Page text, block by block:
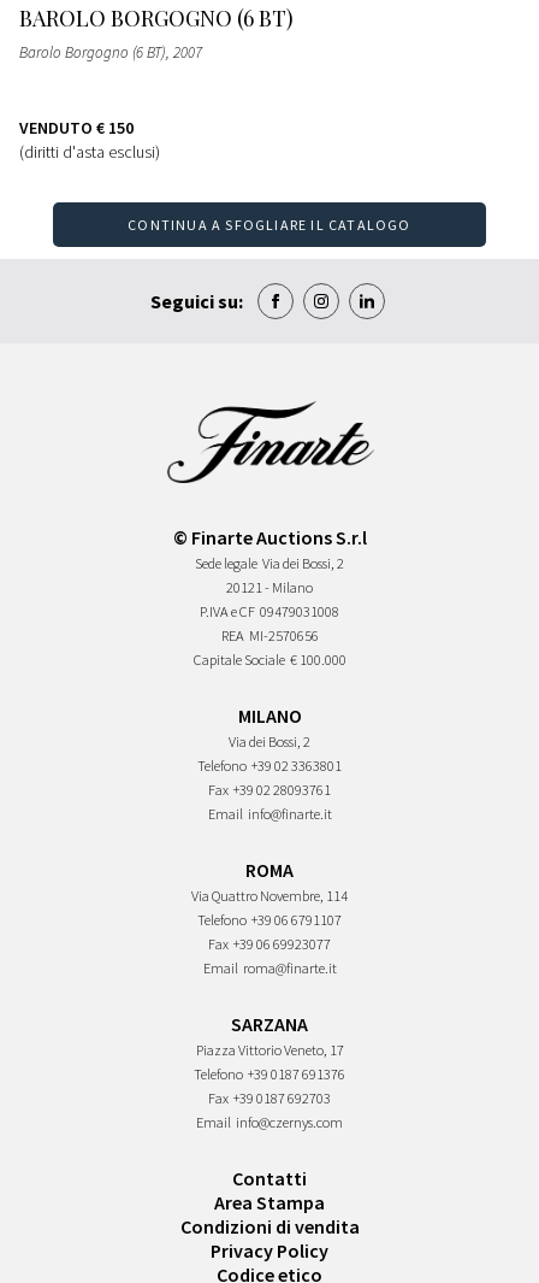
BAROLO BORGOGNO (6 BT)
Barolo Borgogno (6 BT), 2007
VENDUTO € 150
(diritti d'asta esclusi)
CONTINUA A SFOGLIARE IL CATALOGO
Seguici su:
© Finarte Auctions S.r.l
Sede legale Via dei Bossi, 2
20121 - Milano
P.IVA e CF 09479031008
REA MI-2570656
Capitale Sociale € 100.000
MILANO
Via dei Bossi, 2
Telefono +39 02 3363801
Fax +39 02 28093761
Email info@finarte.it
ROMA
Via Quattro Novembre, 114
Telefono +39 06 6791107
Fax +39 06 69923077
Email roma@finarte.it
SARZANA
Piazza Vittorio Veneto, 17
Telefono +39 0187 691376
Fax +39 0187 692703
Email info@czernys.com
Contatti
Area Stampa
Condizioni di vendita
Privacy Policy
Codice etico